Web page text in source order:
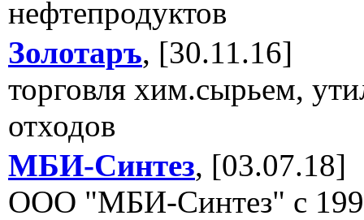
нефтепродуктов
Золотаръ, [30.11.16]
торговля хим.сырьем,
отходов
МБИ-Синтез, [03.07.18]
ООО "МБИ-Синтез" с